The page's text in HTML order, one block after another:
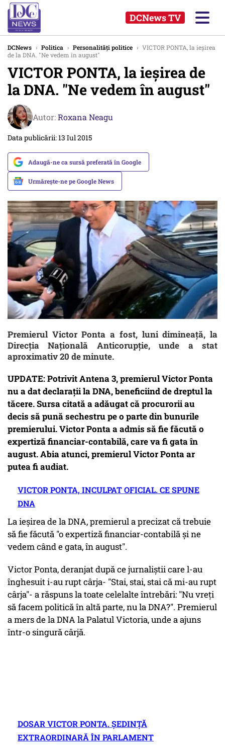
DCNews TV
DCNews › Politica › Personalități politice › VICTOR PONTA, la ieșirea
de la DNA. "Ne vedem în august"
VICTOR PONTA, la ieșirea de
la DNA. "Ne vedem în august"
Autor:Roxana Neagu
Data publicării: 13 Iul 2015
Adaugă-ne ca sursă preferată în Google
Urmărește-ne pe Google News
Premierul Victor Ponta a fost, luni dimineață, la
Direcția Națională Anticorupție, unde a stat
aproximativ 20 de minute.
UPDATE: Potrivit Antena 3, premierul Victor Ponta
nu a dat declarații la DNA, beneficiind de dreptul la
tăcere. Sursa citată a adăugat că procurorii au
decis să pună sechestru pe o parte din bunurile
premierului. Victor Ponta a admis să fie făcută o
expertiză financiar-contabilă, care va fi gata în
august. Abia atunci, premierul Victor Ponta ar
putea fi audiat.
VICTOR PONTA, INCULPAT OFICIAL. CE SPUNE
DNA
La ieșirea de la DNA, premierul a precizat că trebuie
să fie făcută "o expertiză financiar-contabilă și ne
vedem când e gata, în august".
Victor Ponta, deranjat după ce jurnaliștii care l-au
înghesuit i-au rupt cârja- "Stai, stai, stai că mi-au rupt
cârja"- a răspuns la toate celelalte întrebări: "Nu vreți
să facem politică în altă parte, nu la DNA?". Premierul
a mers de la DNA la Palatul Victoria, unde a ajuns
într-o singură cârjă.
DOSAR VICTOR PONTA. ȘEDINȚĂ
EXTRAORDINARĂ ÎN PARLAMENT